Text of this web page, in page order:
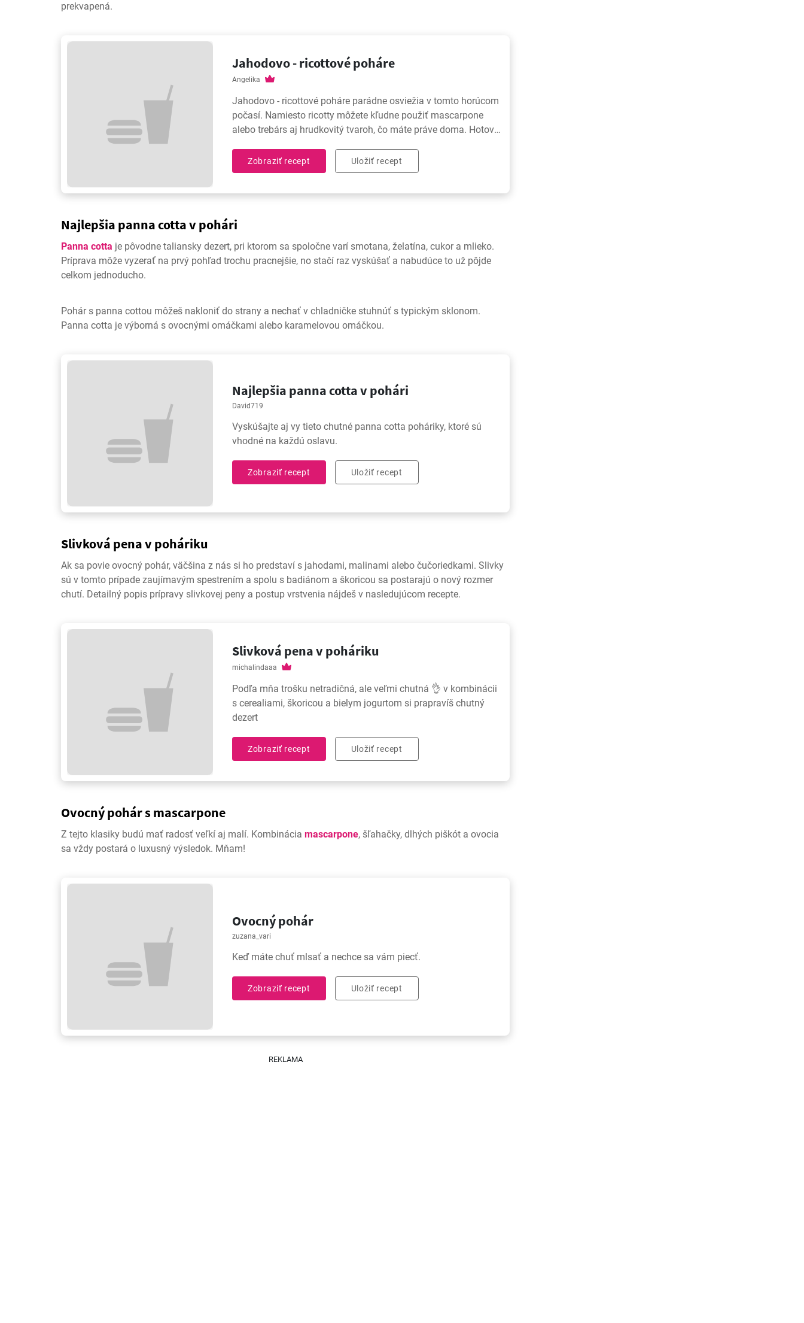
prekvapená.
Jahodovo - ricottové poháre
Angelika
Jahodovo - ricottové poháre parádne osviežia v tomto horúcom
počasí. Namiesto ricotty môžete kľudne použiť mascarpone
alebo trebárs aj hrudkovitý tvaroh, čo máte práve doma. Hotové
vyskúšajte 😃. ➡️ Po
Zobraziť recept Uložiť recept
Najlepšia panna cotta v pohári
Panna cotta je pôvodne taliansky dezert, pri ktorom sa spoločne varí smotana, želatína, cukor a mlieko.
Príprava môže vyzerať na prvý pohľad trochu pracnejšie, no stačí raz vyskúšať a nabudúce to už pôjde
celkom jednoducho.
Pohár s panna cottou môžeš nakloniť do strany a nechať v chladničke stuhnúť s typickým sklonom.
Panna cotta je výborná s ovocnými omáčkami alebo karamelovou omáčkou.
Najlepšia panna cotta v pohári
David719
Vyskúšajte aj vy tieto chutné panna cotta poháriky, ktoré sú
vhodné na každú oslavu.
Zobraziť recept Uložiť recept
Slivková pena v poháriku
Ak sa povie ovocný pohár, väčšina z nás si ho predstaví s jahodami, malinami alebo čučoriedkami. Slivky
sú v tomto prípade zaujímavým spestrením a spolu s badiánom a škoricou sa postarajú o nový rozmer
chutí. Detailný popis prípravy slivkovej peny a postup vrstvenia nájdeš v nasledujúcom recepte.
Slivková pena v poháriku
michalindaaa
Podľa mňa trošku netradičná, ale veľmi chutná 👌 v kombinácii
s cerealiami, škoricou a bielym jogurtom si prapravíš chutný
dezert
Zobraziť recept Uložiť recept
Ovocný pohár s mascarpone
Z tejto klasiky budú mať radosť veľkí aj malí. Kombinácia mascarpone, šľahačky, dlhých piškót a ovocia
sa vždy postará o luxusný výsledok. Mňam!
Ovocný pohár
zuzana_vari
Keď máte chuť mlsať a nechce sa vám piecť.
Zobraziť recept Uložiť recept
REKLAMA